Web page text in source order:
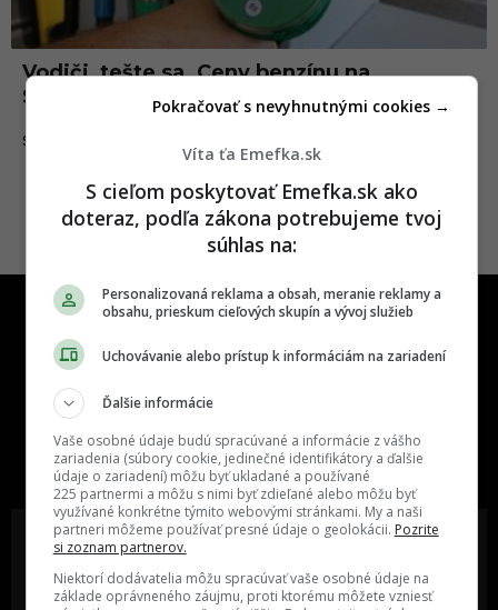
Vodiči, tešte sa. Ceny benzínu na
Slovensku išli konečne dole
SLOVENSKO
slovenskom internete, next time
najzabávnejšie miesto na svete
Oslov reklamou viac ako milión
Vieš o niečom zaujímavom alebo
Víta ťa Emefka.sk
S cieľom poskytovať Emefka.sk ako
doteraz, podľa zákona potrebujeme tvoj
súhlas na:
Personalizovaná reklama a obsah, meranie reklamy a
obsahu, prieskum cieľových skupín a vývoj služieb
Uchovávanie alebo prístup k informáciám na zariadení
Ďalšie informácie
Vaše osobné údaje budú spracúvané a informácie z vášho
zariadenia (súbory cookie, jedinečné identifikátory a ďalšie
údaje o zariadení) môžu byť ukladané a používané
225 partnermi a môžu s nimi byť zdieľané alebo môžu byť
využívané konkrétne týmito webovými stránkami. My a naši
partneri môžeme používať presné údaje o geolokácii. Pozrite
si zoznam partnerov.
Niektorí dodávatelia môžu spracúvať vaše osobné údaje na
základe oprávneného záujmu, proti ktorému môžete vzniesť
Pokračovať s nevyhnutnými cookies →